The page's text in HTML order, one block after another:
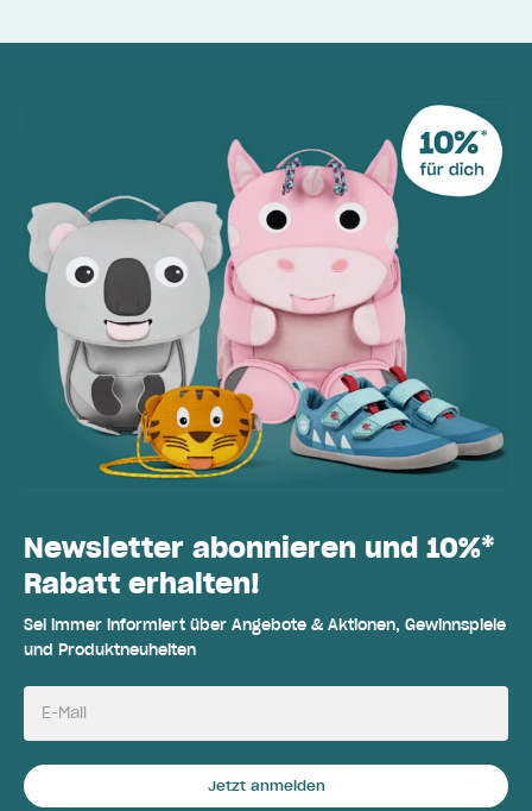
Newsletter abonnieren und 10%*
Rabatt erhalten!
Sei immer informiert über Angebote & Aktionen, Gewinnspiele
und Produktneuheiten
E-Mail
Jetzt anmelden